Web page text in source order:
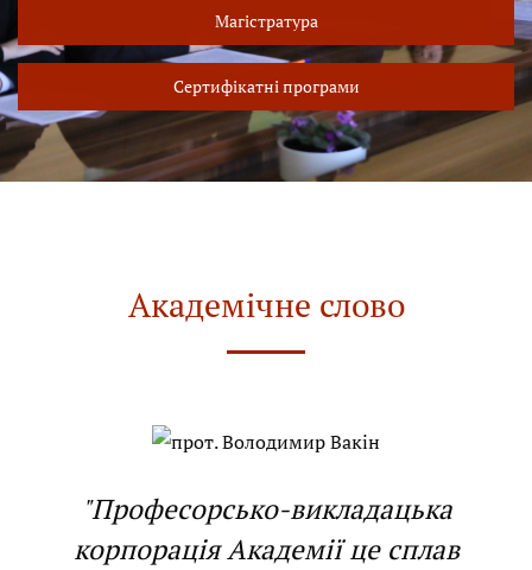
Магістратура
Сертифікатні програми
Академічне слово
"Професорсько-викладацька
корпорація Академії це сплав